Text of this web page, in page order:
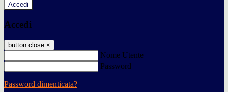
Accedi
Accedi
button close ×
Nome Utente
Password
Password dimenticata?